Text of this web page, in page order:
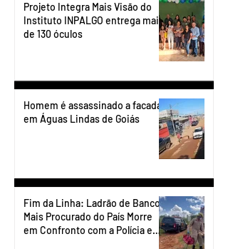
Projeto Integra Mais Visão do
Instituto INPALGO entrega mais
de 130 óculos
Homem é assassinado a facadas
em Águas Lindas de Goiás
Fim da Linha: Ladrão de Banco
Mais Procurado do País Morre
em Confronto com a Polícia em